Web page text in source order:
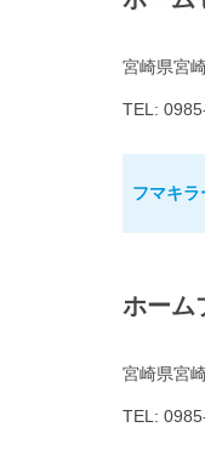
宮崎県宮
TEL:
フマキ
ホーム
宮崎県宮
TEL: